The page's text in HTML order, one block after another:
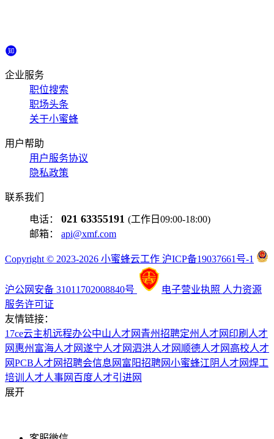
企业服务
职位搜索
职场头条
关于小蜜蜂
用户帮助
用户服务协议
隐私政策
联系我们
电话： 021 63355191 (工作日09:00-18:00)
邮箱： api@xmf.com
Copyright © 2023-2026 小蜜蜂云工作 沪ICP备19037661号-1
沪公网安备 31011702008840号 电子营业执照 人力资源
服务许可证
友情链接：
17ce云主机远程办公中山人才网 青州招聘定州人才网 印刷人才
网 惠州富海人才网遂宁人才网泗洪人才网 顺德人才网 高校人才
网PCB人才网招聘会信息网 富阳招聘网小蜜蜂江阴人才网焊工
培训 人才人事网 百度人才引进网
展开